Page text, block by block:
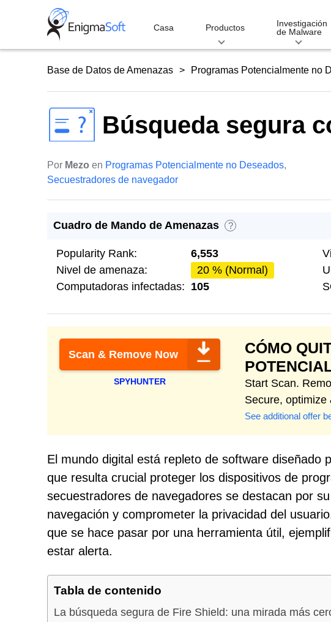
Casa Productos
Investigación
de Malware
Base de Datos de Amenazas Programas Potencialmente no
Búsqueda segura
Por Mezo en Programas Potencialmente no Deseados,
Secuestradores de navegador
Cuadro de Mando de Amenazas ?
Popularity Rank:
6,553
Nivel de amenaza:
20 % (Normal)
Computadoras infectadas: 105
Scan & Remove Now
SPYHUNTER
CÓMO
Start Scan.
Secure, optimize
See additional offer
El mundo digital está repleto de software diseñado
que resulta crucial proteger los dispositivos de
secuestradores de navegadores se destacan por
navegación y comprometer la privacidad del
que se hace pasar por una herramienta útil,
estar alerta.
Tabla de contenido
La búsqueda segura de Fire Shield: una mirada más